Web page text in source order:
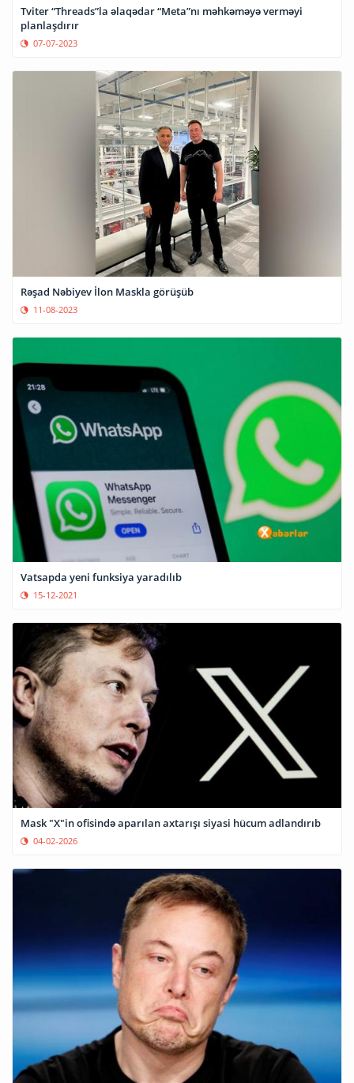
Tviter “Threads”la əlaqədar “Meta”nı məhkəməyə verməyi
planlaşdırır
07-07-2023
Rəşad Nəbiyev İlon Maskla görüşüb
11-08-2023
Vatsapda yeni funksiya yaradılıb
15-12-2021
Mask "X"in ofisində aparılan axtarışı siyasi hücum adlandırıb
04-02-2026